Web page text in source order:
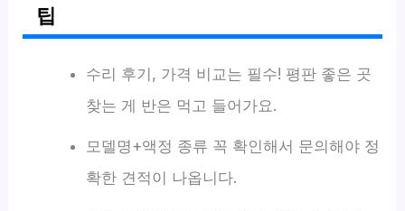
팁
수리 후기, 가격 비교는 필수! 평판 좋은 곳
찾는 게 반은 먹고 들어가요.
모델명+액정 종류 꼭 확인해서 문의해야 정
확한 견적이 나옵니다.